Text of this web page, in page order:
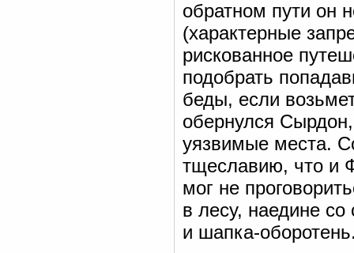
обратном пути он
(характерные
рискованное
подобрать
беды, если
обернулся
уязвимые места.
тщеславию, что и
мог не
в лесу, наедине
и шапка-